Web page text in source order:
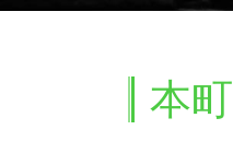
本町